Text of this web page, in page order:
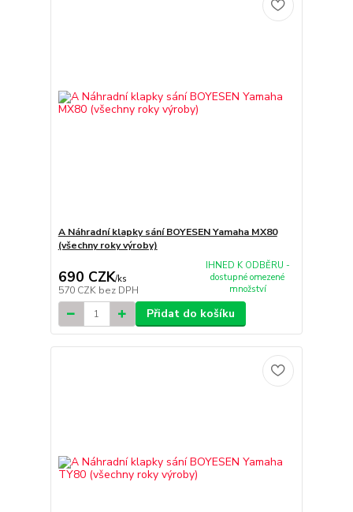
A Náhradní klapky sání BOYESEN Yamaha MX80
(všechny roky výroby)
690 CZK/ks
570 CZK bez DPH
IHNED K ODBĚRU -
dostupné omezené
množství
Přidat do košíku